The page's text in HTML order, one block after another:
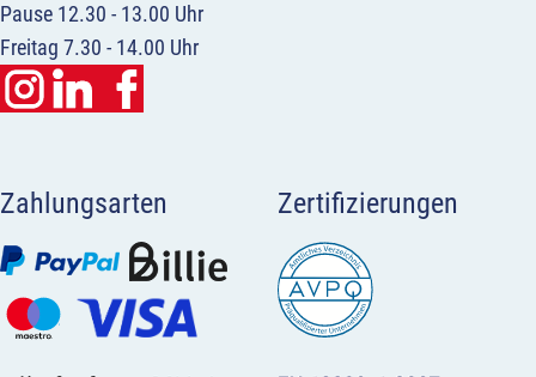
Pause 12.30 - 13.00 Uhr
Freitag 7.30 - 14.00 Uhr
Zahlungsarten Zertifizierungen